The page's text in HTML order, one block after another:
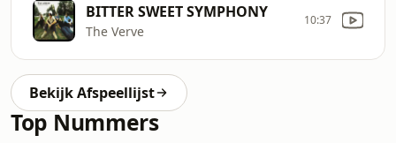
BITTER SWEET SYMPHONY
The Verve
10:37
Bekijk Afspeellijst
Top Nummers